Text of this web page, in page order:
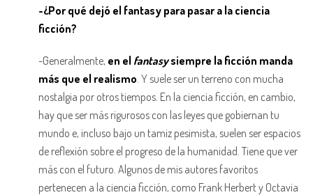
-¿Por qué dejó el fantasy para pasar a la ciencia
ficción?
-Generalmente, en el fantasysiempre la ficción manda
más que el realismo . Y suele ser un terreno con mucha
nostalgia por otros tiempos. En la ciencia ficción, en cambio,
hay que ser más rigurosos con las leyes que gobiernan tu
mundo e, incluso bajo un tamiz pesimista, suelen ser espacios
de reflexión sobre el progreso de la humanidad. Tiene que ver
más con el futuro. Algunos de mis autores favoritos
pertenecen a la ciencia ficción, como Frank Herbert y Octavia